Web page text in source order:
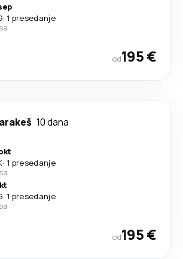
· 1 presedanje
od195 €
10 dana
· 1 presedanje
· 1 presedanje
od195 €